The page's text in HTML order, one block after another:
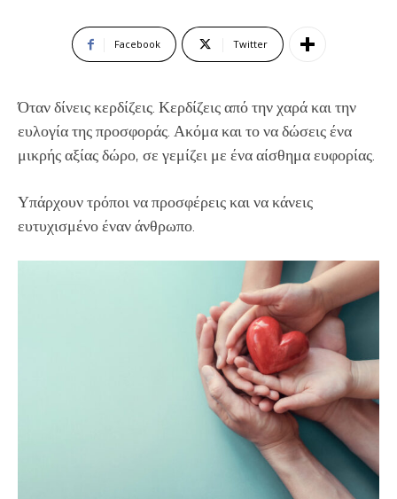
Facebook Twitter
Όταν δίνεις κερδίζεις. Κερδίζεις από την χαρά και την
ευλογία της προσφοράς. Ακόμα και το να δώσεις ένα
μικρής αξίας δώρο, σε γεμίζει με ένα αίσθημα ευφορίας.
Υπάρχουν τρόποι να προσφέρεις και να κάνεις
ευτυχισμένο έναν άνθρωπο.